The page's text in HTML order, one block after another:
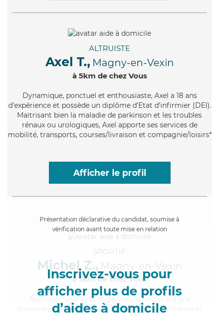
ALTRUISTE
Axel T., Magny-en-Vexin
à 5km de chez Vous
Dynamique, ponctuel et enthousiaste, Axel a 18 ans
d'expérience et possède un diplôme d'Etat d'infirmier (DEI).
Maitrisant bien la maladie de parkinson et les troubles
rénaux ou urologiques, Axel apporte ses services de
mobilité, transports, courses/livraison et compagnie/loisirs*
Afficher le profil
Présentation déclarative du candidat, soumise à
vérification avant toute mise en relation
Inscrivez-vous pour
afficher plus de profils
d’aides à domicile
SPORTIF
Michel Z., Magny-en-Vexin
à 5km de chez Vous
, rigoureux et généreux, Michel a 8 ans
d'expérience et possède un BEP Carrières Sanitaires et